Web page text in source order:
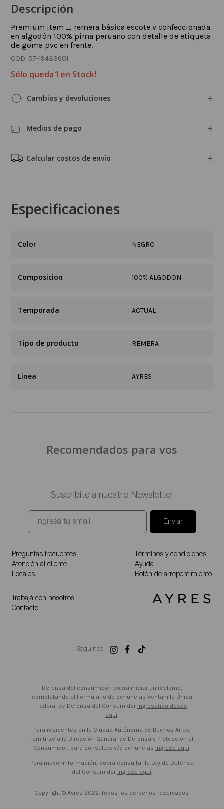
Descripción
Premium item _ remera básica escote v confeccionada
en algodón 100% pima peruano con detalle de etiqueta
de goma pvc en frente.
: 57-19433601
Sólo queda1 en Stock!
Cambios y devoluciones
Medios de pago
Calcular costos de envío
Especificaciones
NEGRO
Composicion 100% ALGODON
Temporada ACTUAL
Tipo de producto REMERA
Linea AYRES
Recomendados para vos
Suscribite a nuestro Newsletter
Enviar
Preguntas frecuentes
Atención al cliente
Locales
Trabajá con nosotros
Contacto
Términos y condiciones
Ayuda
Botón de arrepentimiento
Seguinos:
Defensa del consumidor: podrá iniciar un reclamo,
completando el Formulario de denuncias Ventanilla Única
Federal de Defensa del Consumidor ingresando desde
aquí.
Para residentes en la Ciudad Autónoma de Buenos Aires,
remitirse a la Dirección General de Defensa y Protección al
Consumidor, para consultas y/o denuncias ingrese aquí.
Para mayor información, podrá consultar la Ley de Defensa
del Consumidor ingrese aquí.
Copyright © Ayres 2022. Todos los derechos reservados.